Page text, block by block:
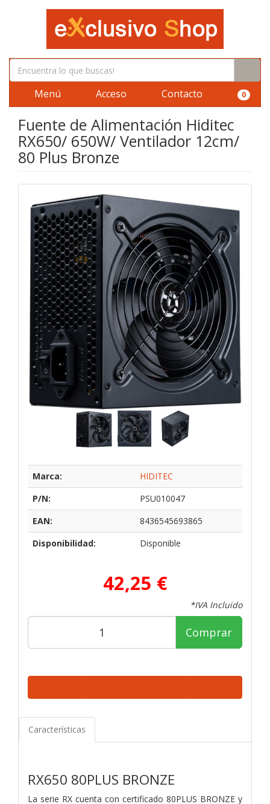
Menú Acceso Contacto 0
Fuente de Alimentación Hiditec
RX650/ 650W/ Ventilador 12cm/
80 Plus Bronze
Marca:
HIDITEC
P/N:
PSU010047
EAN:
8436545693865
Disponibilidad:
Disponible
42,25 €
*IVA Incluido
Comprar
Características
RX650 80PLUS BRONZE
La serie RX cuenta con certificado 80PLUS BRONZE y